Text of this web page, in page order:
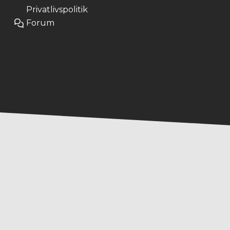
Privatlivspolitik
Forum